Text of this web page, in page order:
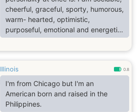
cheerful, graceful, sporty, humorous,
warm- hearted, optimistic,
purposeful, emotional and energetic;
my friends know me as someone
open, kind- hearted, and loyal.
Illinois 0.8
I'm from Chicago but I'm an
American born and raised in the
Philippines.